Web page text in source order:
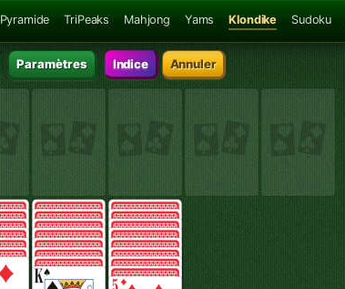
Pyramide TriPeaks Mahjong Yams Klondike Sudoku
Paramètres Indice Annuler